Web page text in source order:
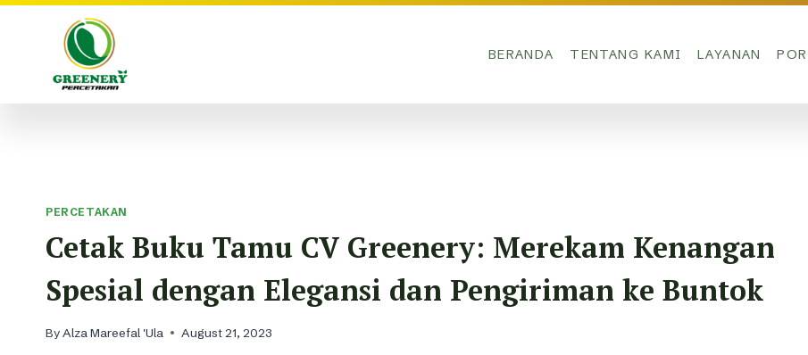
Skip
BERANDA TENTANG KAMI LAYANAN
PERCETAKAN
Cetak Buku Tamu CV Greenery: Merekam Kenangan
Spesial dengan Elegansi dan Pengiriman ke Buntok
ByAlza Mareefal 'Ula August 21, 2023